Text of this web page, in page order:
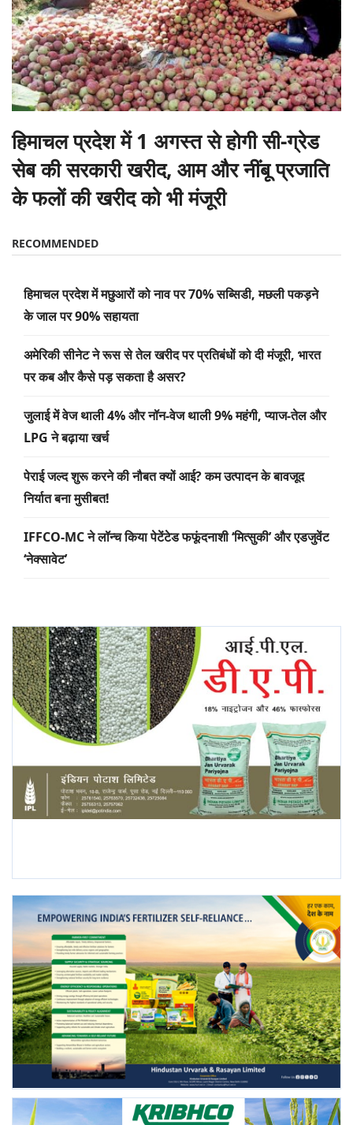
हिमाचल प्रदेश में 1 अगस्त से होगी सी-ग्रेड
सेब की सरकारी खरीद, आम और नींबू प्रजाति
के फलों की खरीद को भी मंजूरी
RECOMMENDED
हिमाचल प्रदेश में मछुआरों को नाव पर 70% सब्सिडी, मछली पकड़ने
के जाल पर 90% सहायता
अमेरिकी सीनेट ने रूस से तेल खरीद पर प्रतिबंधों को दी मंजूरी, भारत
पर कब और कैसे पड़ सकता है असर?
जुलाई में वेज थाली 4% और नॉन-वेज थाली 9% महंगी, प्याज-तेल और
LPG ने बढ़ाया खर्च
पेराई जल्द शुरू करने की नौबत क्यों आई? कम उत्पादन के बावजूद
निर्यात बना मुसीबत!
IFFCO-MC ने लॉन्च किया पेटेंटेड फफूंदनाशी ‘मित्सुकी’ और एडजुवेंट
‘नेक्सावेट’